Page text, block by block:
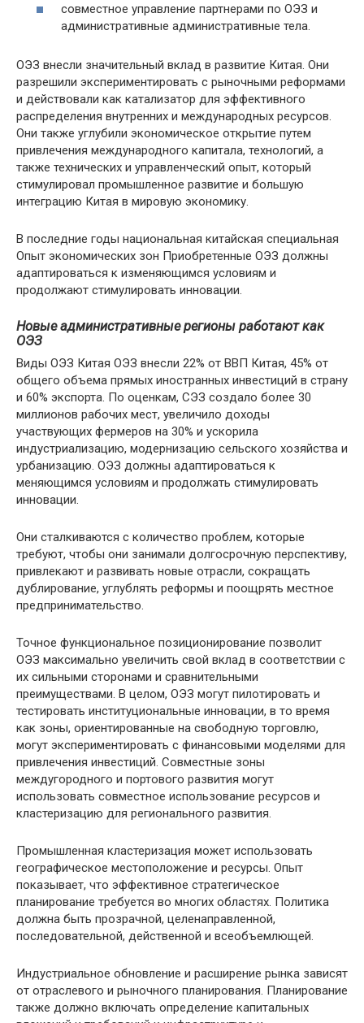
совместное управление партнерами по ОЭЗ и
административные административные тела.
ОЭЗ внесли значительный вклад в развитие Китая. Они
разрешили экспериментировать с рыночными реформами
и действовали как катализатор для эффективного
распределения внутренних и международных ресурсов.
Они также углубили экономическое открытие путем
привлечения международного капитала, технологий, а
также технических и управленческий опыт, который
стимулировал промышленное развитие и большую
интеграцию Китая в мировую экономику.
В последние годы национальная китайская специальная
Опыт экономических зон Приобретенные ОЭЗ должны
адаптироваться к изменяющимся условиям и
продолжают стимулировать инновации.
Новые административные регионы работают как
ОЭЗ
Виды ОЭЗ Китая ОЭЗ внесли 22% от ВВП Китая, 45% от
общего объема прямых иностранных инвестиций в страну
и 60% экспорта. По оценкам, СЭЗ создало более 30
миллионов рабочих мест, увеличило доходы
участвующих фермеров на 30% и ускорила
индустриализацию, модернизацию сельского хозяйства и
урбанизацию. ОЭЗ должны адаптироваться к
меняющимся условиям и продолжать стимулировать
инновации.
Они сталкиваются с количество проблем, которые
требуют, чтобы они занимали долгосрочную перспективу,
привлекают и развивать новые отрасли, сокращать
дублирование, углублять реформы и поощрять местное
предпринимательство.
Точное функциональное позиционирование позволит
ОЭЗ максимально увеличить свой вклад в соответствии с
их сильными сторонами и сравнительными
преимуществами. В целом, ОЭЗ могут пилотировать и
тестировать институциональные инновации, в то время
как зоны, ориентированные на свободную торговлю,
могут экспериментировать с финансовыми моделями для
привлечения инвестиций. Совместные зоны
междугородного и портового развития могут
использовать совместное использование ресурсов и
кластеризацию для регионального развития.
Промышленная кластеризация может использовать
географическое местоположение и ресурсы. Опыт
показывает, что эффективное стратегическое
планирование требуется во многих областях. Политика
должна быть прозрачной, целенаправленной,
последовательной, действенной и всеобъемлющей.
Индустриальное обновление и расширение рынка зависят
от отраслевого и рыночного планирования. Планирование
также должно включать определение капитальных